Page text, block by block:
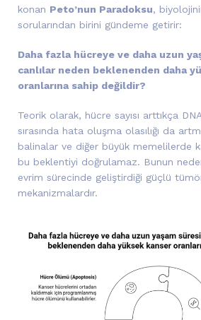
konan Peto’nun Paradoksu,
sorularından birini gündeme getirir:
Daha fazla hücreye ve daha uzun
canlılar neden beklenenden daha
oranlarına sahip değildir?
Teorik olarak, hücre sayısı arttıkça
sırasında hata oluşma olasılığı da
balinalar ve diğer büyük memelilerde
bu beklentiyi doğrulamaz. Bunun
evrim sürecinde geliştirdiği güçlü tümör
mekanizmalardır.